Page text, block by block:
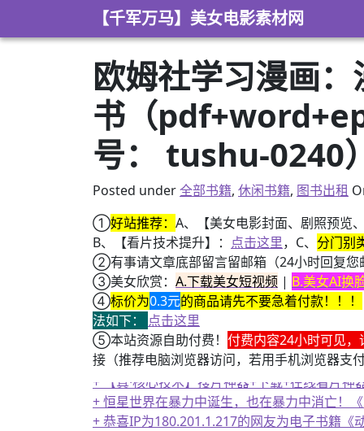
【千军万马】美女电影素材网
欧姆社学习漫画
书（
号： tushu-0240
Posted under全部书籍, 休闲书籍, 图书出租
①好站推荐： A、【美女电影封面、剧照预览
B、【看片技术提升】： 点击这里，C、 分门别
②有事请文章底部留言留邮箱（24小时回复您
③美女欣赏： A.下载美女短视频 | B.美女AI换
④标价为0.3元的商品请先不要急着付款！！！
法如下： 点击这里
⑤本站资源自助付费！ 付费内容24小时可见
接（推荐电脑浏览器访问，若用手机浏览器支
+ 【真·核心技术】搜片神器+下载+在线看片神
+ 恒星世界在暴力中诞生，也在暴力中消亡！
+ 恭喜IP为180.201.1.217的网友为电子书籍《